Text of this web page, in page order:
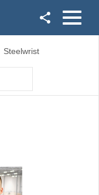
Steelwrist